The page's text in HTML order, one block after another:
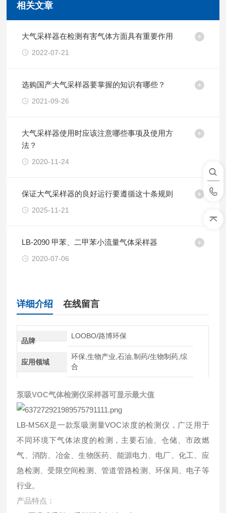
相关文章
大气采样器在检测有害气体方面具有重要作用
2022-07-21
选购国产大气采样器要掌握的知识有哪些？
2021-09-26
大气采样器使用时应该注意哪些事项及使用方
法？
2020-11-24
保证大气采样器的良好运行要遵循这十条规则
2025-11-21
LB-2090 甲苯、二甲苯小流量气体采样器
2020-07-06
详细介绍 在线留言
品牌
LOOBO/路博环保
应用领域
环保,生物产业,石油,制药/生物制药,综
合
泵吸VOC气体检测仪采样器可显示最大值
LB-MS6X是一款泵吸测量VOC浓度的检测仪，广泛用于
不同环境下气体浓度的检测，主要石油、仓储、市政燃
气、消防、冶金、生物医药、能源电力、电厂、化工、应
急检测、受限空间检测、管道管路检测、环保局、电子等
行业。
产品特点：